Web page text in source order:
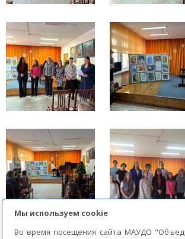
Мы используем cookie
Во время посещения сайта МАУДО